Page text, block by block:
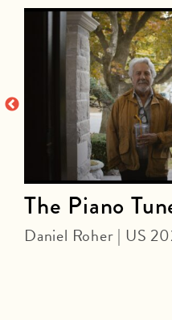
The Piano
Daniel Roher | US